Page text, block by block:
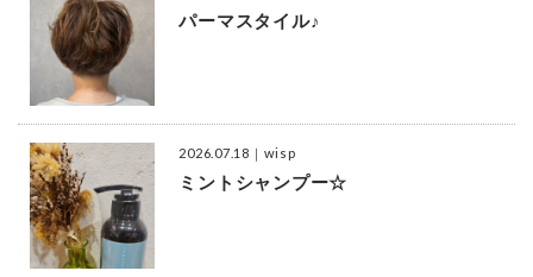
パーマスタイル♪
2026.07.18 ｜wisp
ミントシャンプー☆